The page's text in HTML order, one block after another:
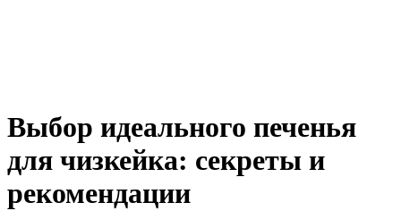
Выбор идеального печенья
для чизкейка: секреты и
рекомендации